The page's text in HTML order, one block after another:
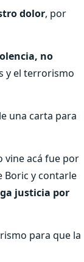
dolor, por
no
y el terrorismo
una carta para
vine acá fue por
Boric y contarle
justicia por
para que la